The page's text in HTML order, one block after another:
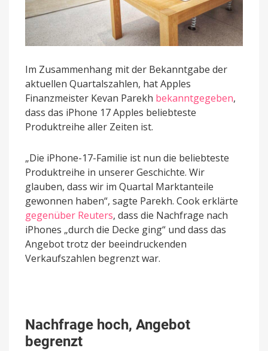
Im Zusammenhang mit der Bekanntgabe der
aktuellen Quartalszahlen, hat Apples
Finanzmeister Kevan Parekh bekanntgegeben,
dass das iPhone 17 Apples beliebteste
Produktreihe aller Zeiten ist.
„Die iPhone-17-Familie ist nun die beliebteste
Produktreihe in unserer Geschichte. Wir
glauben, dass wir im Quartal Marktanteile
gewonnen haben“, sagte Parekh. Cook erklärte
gegenüber Reuters, dass die Nachfrage nach
iPhones „durch die Decke ging“ und dass das
Angebot trotz der beeindruckenden
Verkaufszahlen begrenzt war.
Nachfrage hoch, Angebot
begrenzt